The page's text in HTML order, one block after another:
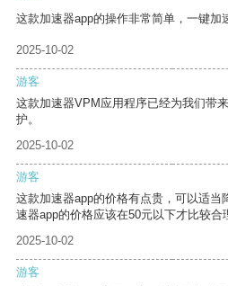
这款加速器app的操作非常简单，一键加
2025-10-02
游客
这款加速器VPM应用程序已经为我们带
护。
2025-10-02
游客
这款加速器app的价格有点贵，可以适当
速器app的价格应该在50元以下才比较合
2025-10-02
游客